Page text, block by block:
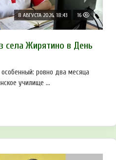
8 АВГУСТА 2026, 18:43 16
села Жирятино в День
ровно два месяца
училище ...